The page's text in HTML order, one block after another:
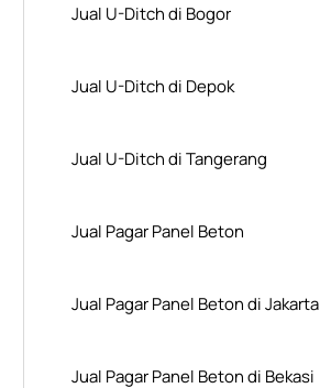
Jual U-Ditch di Bogor
Jual U-Ditch di Depok
Jual U-Ditch di Tangerang
Jual Pagar Panel Beton
Jual Pagar Panel Beton di Jakarta
Jual Pagar Panel Beton di Bekasi